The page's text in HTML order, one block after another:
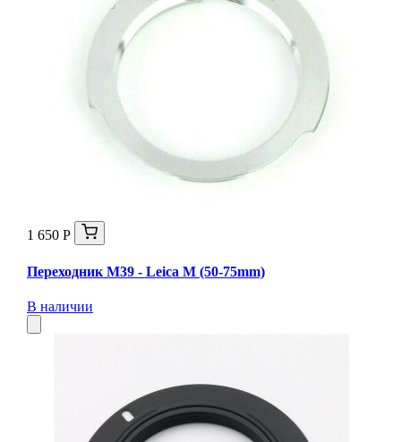
1 650 Р
Переходник M39 - Leica M (50-75mm)
В наличии